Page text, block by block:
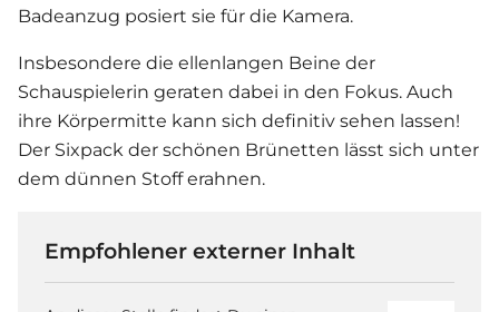
Badeanzug posiert sie für die Kamera.
Insbesondere die ellenlangen Beine der
Schauspielerin geraten dabei in den Fokus. Auch
ihre Körpermitte kann sich definitiv sehen lassen!
Der Sixpack der schönen Brünetten lässt sich unter
dem dünnen Stoff erahnen.
Empfohlener externer Inhalt